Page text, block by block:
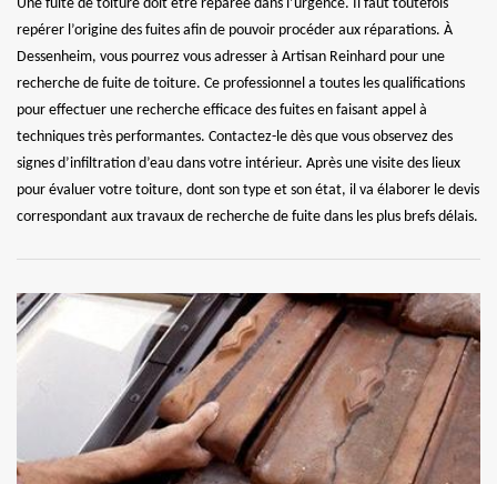
Une fuite de toiture doit être réparée dans l’urgence. Il faut toutefois
repérer l’origine des fuites afin de pouvoir procéder aux réparations. À
Dessenheim, vous pourrez vous adresser à Artisan Reinhard pour une
recherche de fuite de toiture. Ce professionnel a toutes les qualifications
pour effectuer une recherche efficace des fuites en faisant appel à
techniques très performantes. Contactez-le dès que vous observez des
signes d’infiltration d’eau dans votre intérieur. Après une visite des lieux
pour évaluer votre toiture, dont son type et son état, il va élaborer le devis
correspondant aux travaux de recherche de fuite dans les plus brefs délais.